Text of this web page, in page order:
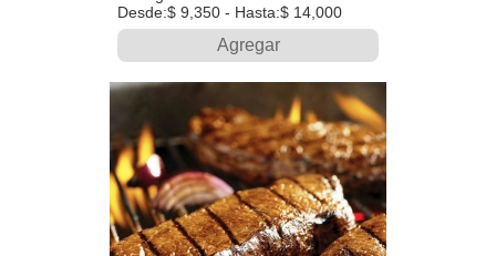
Desde:$ 9,350 - Hasta:$ 14,000
Agregar